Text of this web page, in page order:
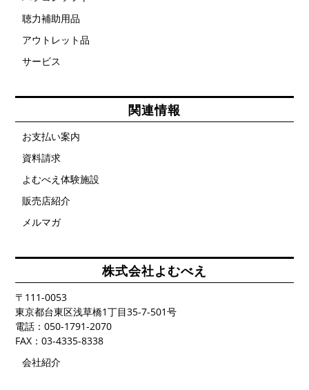
聴力補助用品
アウトレット品
サービス
関連情報
お支払い案内
資料請求
よむべえ体験施設
販売店紹介
メルマガ
株式会社よむべえ
〒111-0053
東京都台東区浅草橋1丁目35-7-501号
電話：050-1791-2070
FAX：03-4335-8338
会社紹介